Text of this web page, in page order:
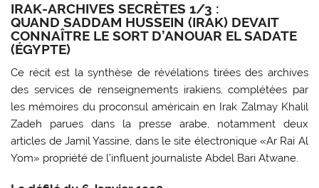
IRAK-ARCHIVES SECRÈTES 1/3 :
QUAND SADDAM HUSSEIN (IRAK) DEVAIT
CONNAÎTRE LE SORT D’ANOUAR EL SADATE
(ÉGYPTE)
Ce récit est la synthèse de révélations tirées des archives
des services de renseignements irakiens, complétées par
les mémoires du proconsul américain en Irak Zalmay Khalil
Zadeh parues dans la presse arabe, notamment deux
articles de Jamil Yassine, dans le site électronique «Ar Rai Al
Yom» propriété de l’influent journaliste Abdel Bari Atwane.